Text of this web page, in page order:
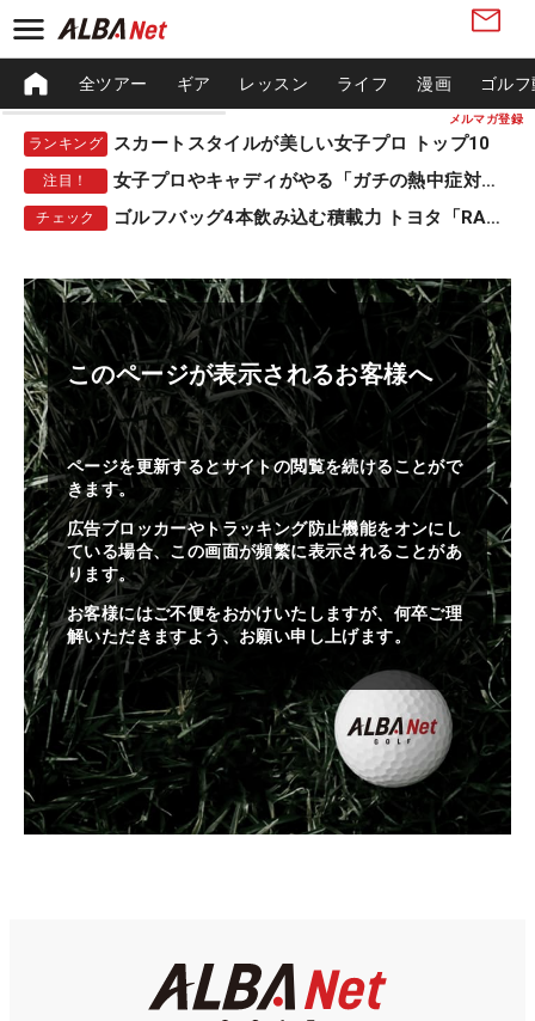
メルマガ登録
全ツアー ギア レッスン ライフ 漫画 ゴル
ランキング スカートスタイルが美しい女子プロ トップ10
注目！ 女子プロやキャディがやる「ガチの熱中症対策」
チェック ゴルフバッグ4本飲み込む積載力 トヨタ「RAV4」
このページが表示されるお客様へ
ページを更新するとサイトの閲覧を続けることがで
きます。
広告ブロッカーやトラッキング防止機能をオンにし
ている場合、この画面が頻繁に表示されることがあ
ります。
お客様にはご不便をおかけいたしますが、何卒ご理
解いただきますよう、お願い申し上げます。